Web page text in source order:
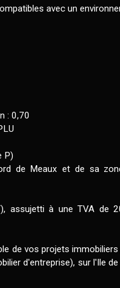
avec un
: 0,70
P)
de Meaux et de sa
assujetti à une TVA de
de vos projets
d'entreprise), sur l'Ile de